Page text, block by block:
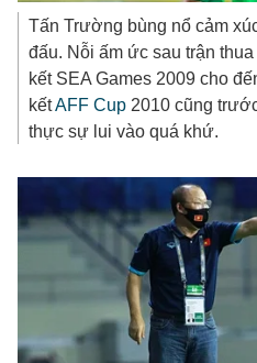
Tấn Trường bùng nổ cảm
đấu. Nỗi ấm ức sau trận
kết SEA Games 2009 cho
kếtAFF Cup 2010 cũng
thực sự lui vào quá khứ.